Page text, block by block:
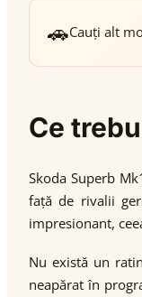
🚗Cauți alt
Ce
Skoda Superb
față de rivalii
impresionant,
Nu există un
neapărat în